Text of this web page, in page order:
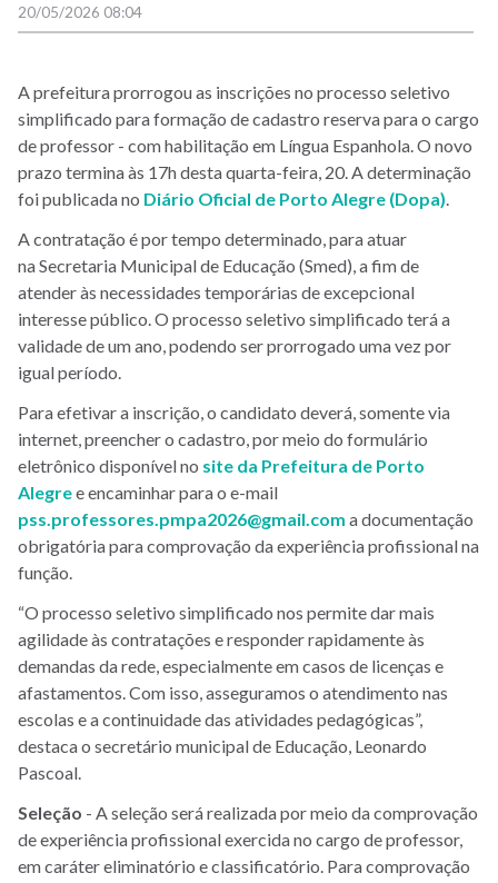
20/05/2026 08:04
A prefeitura prorrogou as inscrições no processo seletivo
simplificado para formação de cadastro reserva para o cargo
de professor - com habilitação em Língua Espanhola. O novo
prazo termina às 17h desta quarta-feira, 20. A determinação
foi publicada no Diário Oficial de Porto Alegre (Dopa)
A contratação é por tempo determinado, para atuar
na Secretaria Municipal de Educação (Smed), a fim de
atender às necessidades temporárias de excepcional
interesse público. O processo seletivo simplificado terá a
validade de um ano, podendo ser prorrogado uma vez por
igual período.
Para efetivar a inscrição, o candidato deverá, somente via
internet, preencher o cadastro, por meio do formulário
eletrônico disponível no site da Prefeitura de Porto
Alegree encaminhar para o e-mail
pss.professores.pmpa2026@gmail.com a documentação
obrigatória para comprovação da experiência profissional na
função.
“O processo seletivo simplificado nos permite dar mais
agilidade às contratações e responder rapidamente às
demandas da rede, especialmente em casos de licenças e
afastamentos. Com isso, asseguramos o atendimento nas
escolas e a continuidade das atividades pedagógicas”,
destaca o secretário municipal de Educação, Leonardo
Pascoal.
Seleção - A seleção será realizada por meio da comprovação
de experiência profissional exercida no cargo de professor,
em caráter eliminatório e classificatório. Para comprovação